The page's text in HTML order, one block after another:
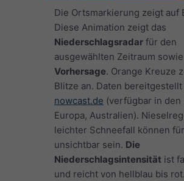
Die Ortsmarkierung zeigt auf
Diese Animation zeigt das
Niederschlagsradar für den
ausgewählten Zeitraum
Vorhersage. Orange Kreuze
Blitze an. Daten
nowcast.de (verfügbar in den
Europa, Australien).
leichter Schneefall können
unsichtbar sein. Die
Niederschlagsintensität ist
und reicht von hellblau bis